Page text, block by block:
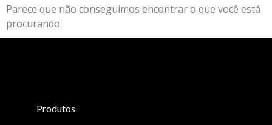
Parece que não conseguimos encontrar o que você está
procurando.
Produtos